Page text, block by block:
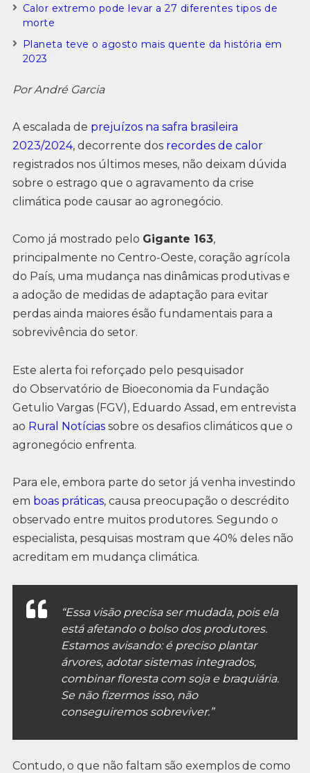
Calor extremo pode levar a 27 diferentes tipos de
morte
Planeta teve o agosto mais quente da história em
2023
Por André Garcia
A escalada de prejuízos na safra brasileira
2023/2024, decorrente dos recordes de calor
registrados nos últimos meses, não deixam dúvida
sobre o estrago que o agravamento da crise
climática pode causar ao agronegócio.
Como já mostrado pelo Gigante 163,
principalmente no Centro-Oeste, coração agrícola
do País, uma mudança nas dinâmicas produtivas e
a adoção de medidas de adaptação para evitar
perdas ainda maiores ésão fundamentais para a
sobrevivência do setor.
Este alerta foi reforçado pelo pesquisador
do Observatório de Bioeconomia da Fundação
Getulio Vargas (FGV), Eduardo Assad, em entrevista
ao Rural Notíciassobre os desafios climáticos que o
agronegócio enfrenta.
Para ele, embora parte do setor já venha investindo
em boas práticas, causa preocupação o descrédito
observado entre muitos produtores. Segundo o
especialista, pesquisas mostram que 40% deles não
acreditam em mudança climática.
“Essa visão precisa ser mudada, pois ela
está afetando o bolso dos produtores.
Estamos avisando: é preciso plantar
árvores, adotar sistemas integrados,
combinar floresta com soja e braquiária.
Se não fizermos isso, não
conseguiremos sobreviver.”
Contudo, o que não faltam são exemplos de como